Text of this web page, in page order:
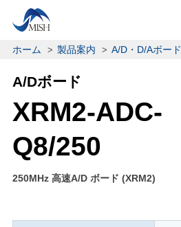
ホーム 製品案内 A/D・D/Aボード
A/Dボード
XRM2-ADC-
Q8/250
250MHz 高速A/D ボード (XRM2)